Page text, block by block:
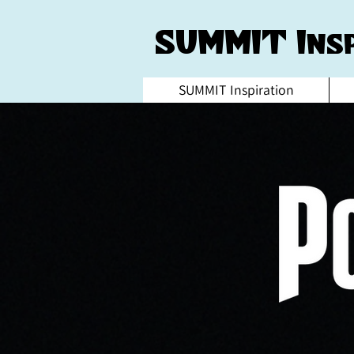
SUMMIT
SUMMIT Inspiration